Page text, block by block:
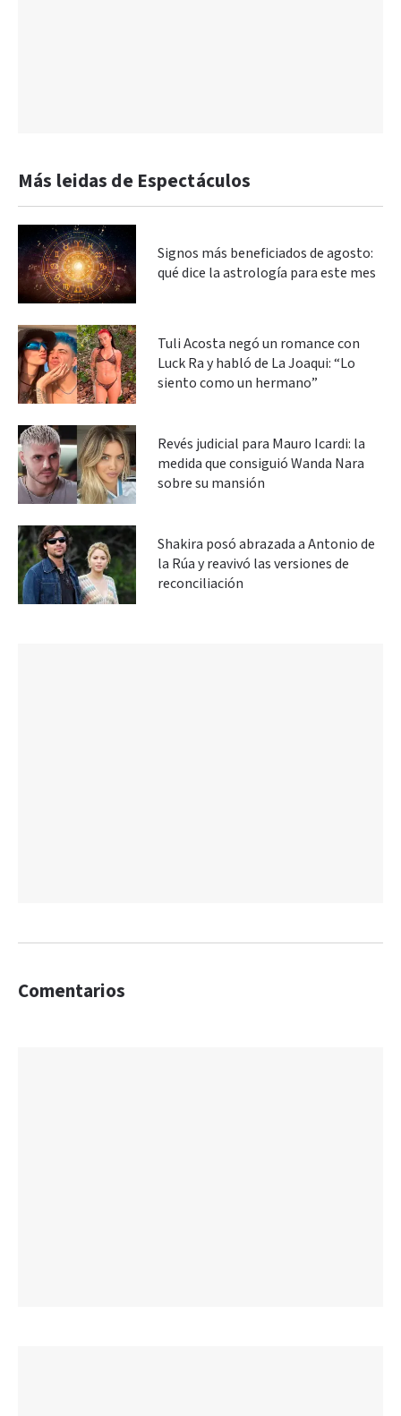
Más leidas de Espectáculos
Signos más beneficiados de agosto:
qué dice la astrología para este mes
Tuli Acosta negó un romance con
Luck Ra y habló de La Joaqui: “Lo
siento como un hermano”
Revés judicial para Mauro Icardi: la
medida que consiguió Wanda Nara
sobre su mansión
Shakira posó abrazada a Antonio de
la Rúa y reavivó las versiones de
reconciliación
Comentarios